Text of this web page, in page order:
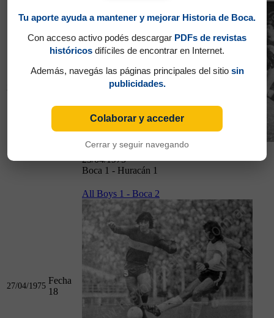
23/04/1975
Boca 1 - Huracán 1
27/04/1975
Fecha
18
All Boys 1 - Boca 2
Tu aporte ayuda a mantener y mejorar Historia de Boca.
Con acceso activo podés descargar PDFs de revistas
históricos difíciles de encontrar en Internet.
Además, navegás las páginas principales del sitio sin
publicidades.
Colaborar y acceder
Cerrar y seguir navegando